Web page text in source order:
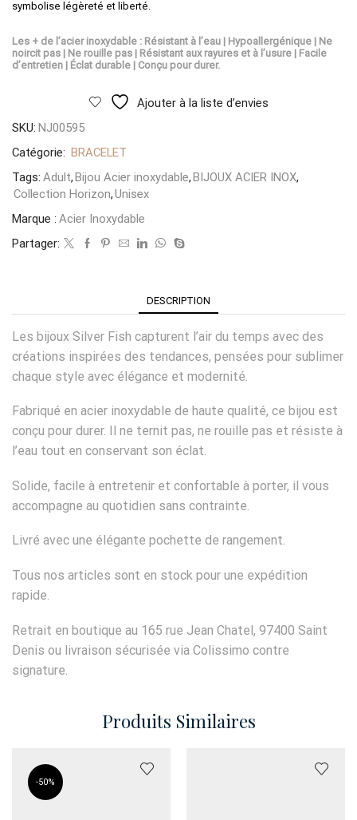
symbolise légèreté et liberté.
Les + de l’acier inoxydable : Résistant à l’eau | Hypoallergénique | Ne
noircit pas | Ne rouille pas | Résistant aux rayures et à l’usure | Facile
d’entretien | Éclat durable | Conçu pour durer.
Ajouter à la liste d’envies
SKU: NJ00595
Catégorie: BRACELET
Tags: Adult,Bijou Acier inoxydable,BIJOUX ACIER INOX,
Collection Horizon,Unisex
Marque : Acier Inoxydable
Partager:
DESCRIPTION
Les bijoux Silver Fish capturent l’air du temps avec des
créations inspirées des tendances, pensées pour sublimer
chaque style avec élégance et modernité.
Fabriqué en acier inoxydable de haute qualité, ce bijou est
conçu pour durer. Il ne ternit pas, ne rouille pas et résiste à
l’eau tout en conservant son éclat.
Solide, facile à entretenir et confortable à porter, il vous
accompagne au quotidien sans contrainte.
Livré avec une élégante pochette de rangement.
Tous nos articles sont en stock pour une expédition
rapide.
Retrait en boutique au 165 rue Jean Chatel, 97400 Saint
Denis ou livraison sécurisée via Colissimo contre
signature.
Produits Similaires
-50%